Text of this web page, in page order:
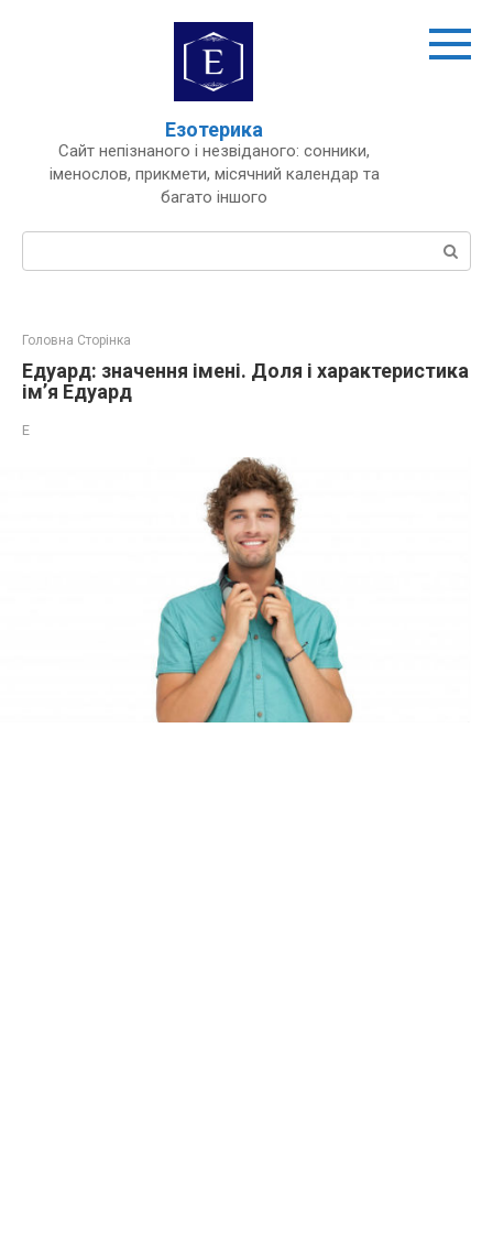
Езотерика
Сайт непізнаного і незвіданого: сонники,
іменослов, прикмети, місячний календар та
багато іншого
Пошук:
Головна Сторінка
Едуард: значення імені. Доля і характеристика
ім’я Едуард
Е